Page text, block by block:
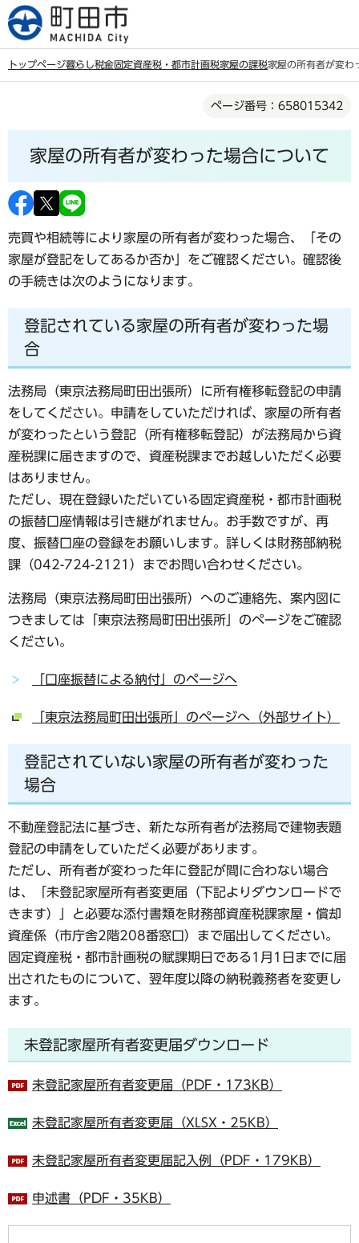
こ
の
す
トップページ暮らし税金固定資産税・都市計画税家屋の課税家屋の所有者が変わ
ら
ページ番号：658015342
家屋の所有者が変わった場合について
売買や相続等により家屋の所有者が変わった場合、「その
家屋が登記をしてあるか否か」をご確認ください。確認後
の手続きは次のようになります。
登記されている家屋の所有者が変わった場
合
法務局（東京法務局町田出張所）に所有権移転登記の申請
をしてください。申請をしていただければ、家屋の所有者
が変わったという登記（所有権移転登記）が法務局から資
産税課に届きますので、資産税課までお越しいただく必要
はありません。
ただし、現在登録いただいている固定資産税・都市計画税
の振替口座情報は引き継がれません。お手数ですが、再
度、振替口座の登録をお願いします。詳しくは財務部納税
課（042-724-2121）までお問い合わせください。
法務局（東京法務局町田出張所）へのご連絡先、案内図に
つきましては「東京法務局町田出張所」のページをご確認
ください。
「口座振替による納付」のページへ
「東京法務局町田出張所」のページへ（外部サイト）
登記されていない家屋の所有者が変わった
場合
不動産登記法に基づき、新たな所有者が法務局で建物表題
登記の申請をしていただく必要があります。
ただし、所有者が変わった年に登記が間に合わない場合
は、「未登記家屋所有者変更届（下記よりダウンロードで
きます）」と必要な添付書類を財務部資産税課家屋・償却
資産係（市庁舎2階208番窓口）まで届出してください。
固定資産税・都市計画税の賦課期日である1月1日までに届
出されたものについて、翌年度以降の納税義務者を変更し
ます。
未登記家屋所有者変更届ダウンロード
未登記家屋所有者変更届（PDF・173KB）
未登記家屋所有者変更届（XLSX・25KB）
未登記家屋所有者変更届記入例（PDF・179KB）
申述書（PDF・35KB）